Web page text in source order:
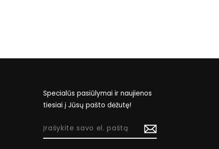
Specialūs pasiūlymai ir naujienos
tiesiai į Jūsų pašto dėžutę!
ĮRAŠYKITE
SAVO